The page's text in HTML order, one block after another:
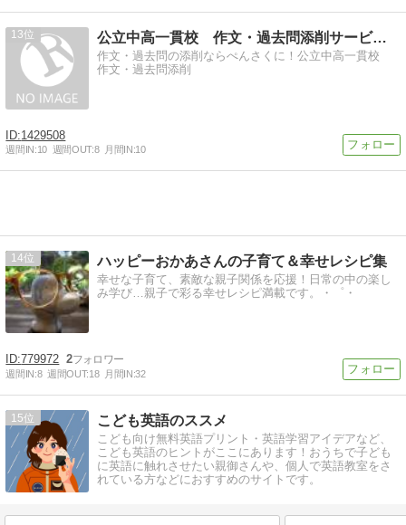
13 公立中高一貫校 作文・過去問添削サービス ぺんさく
作文・過去問の添削ならぺんさくに！公立中高一貫校
作文・過去問添削
1429508
週間IN:10 週間OUT:8 月間IN:10
14 ハッピーおかあさんの子育て＆幸せレシピ集
幸せな子育て、素敵な親子関係を応援！日常の中の楽し
み学び…親子で彩る幸せレシピ満載です。・゜・
779972 2
週間IN:8 週間OUT:18 月間IN:32
15 こども英語のススメ
こども向け無料英語プリント・英語学習アイデアなど、
こども英語のヒントがここにあります！おうちで子ども
に英語に触れさせたい親御さんや、個人で英語教室をさ
れている方などにおすすめのサイトです。